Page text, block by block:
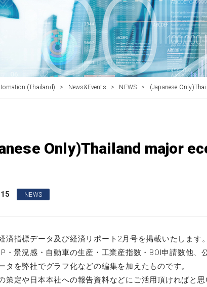
(Thailand) > News&Events > NEWS > (Japanese
Only)Thailand major
NEWS
済指標データ及び経済リポート2月号を掲載いたします。
・景況感・自動車の生産・工業産指数・BOI申請数他
タを弊社でグラフ化などの編集を加えたものです。
策定や日本本社への報告資料などにご活用頂ければと思